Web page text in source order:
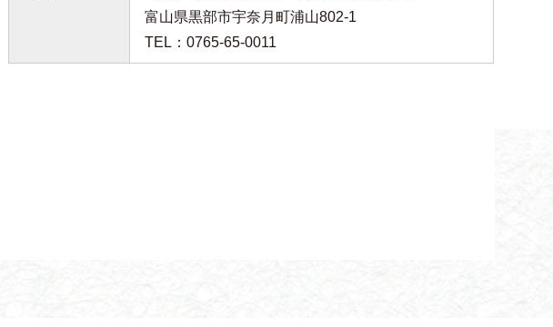
富山県黒部市宇奈月町浦山802-1
TEL：0765-65-0011